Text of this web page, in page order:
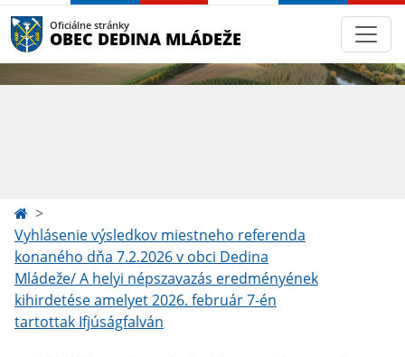
Oficiálne stránky
OBEC DEDINA MLÁDEŽE
Vyhlásenie výsledkov miestneho referenda
konaného dňa 7.2.2026 v obci Dedina
Mládeže/ A helyi népszavazás eredményének
kihirdetése amelyet 2026. február 7-én
tartottak Ifjúságfalván